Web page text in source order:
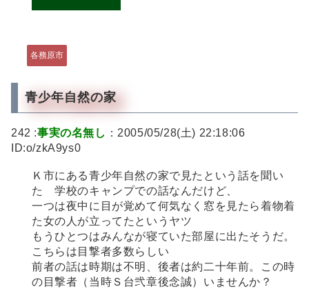
各務原市
青少年自然の家
242 :事実の名無し ：2005/05/28(土) 22:18:06
ID:o/zkA9ys0
Ｋ市にある青少年自然の家で見たという話を聞い
た 学校のキャンプでの話なんだけど、
一つは夜中に目が覚めて何気なく窓を見たら着物着
た女の人が立ってたというヤツ
もうひとつはみんなが寝ていた部屋に出たそうだ。
こちらは目撃者多数らしい
前者の話は時期は不明、後者は約二十年前。この時
の目撃者（当時Ｓ台弐章後念誠）いませんか？